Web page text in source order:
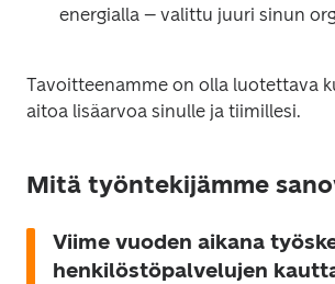
energialla – valittu juuri sinun
Tavoitteenamme on olla luotettava
aitoa lisäarvoa sinulle ja tiimillesi.
Mitä työntekijämme
Viime vuoden aikana
henkilöstöpalvelujen